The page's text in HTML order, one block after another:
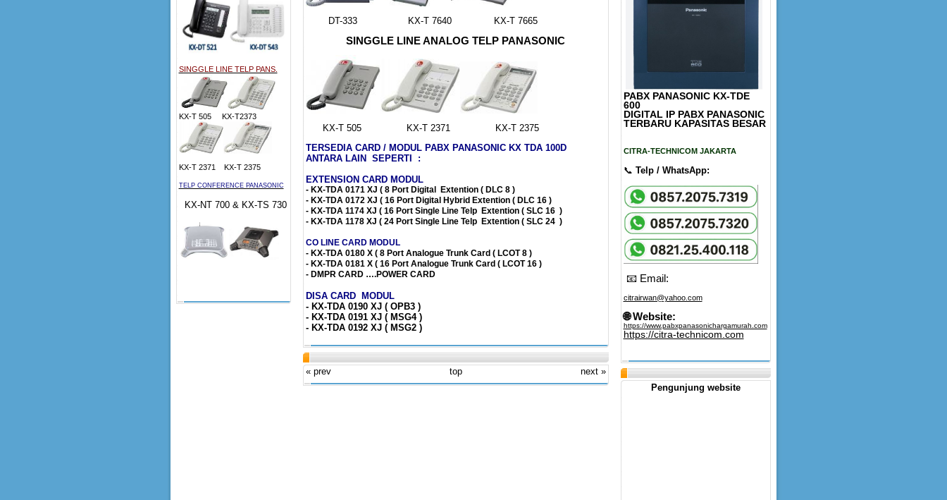
SINGGLE LINE TELP PANS.
KX-T 505 KX-T2373
KX-T 2371 KX-T 2375
TELP CONFERENCE PANASONIC
KX-NT 700 & KX-TS 730
DT-333 KX-T 7640 KX-T 7665
SINGGLE LINE ANALOG TELP PANASONIC
KX-T 505 KX-T 2371 KX-T 2375
TERSEDIA CARD / MODUL PABX PANASONIC KX TDA 100D
ANTARA LAIN SEPERTI :
EXTENSION CARD MODUL
- KX-TDA 0171 XJ ( 8 Port Digital
Extention ( DLC 8 )
- KX-TDA 0172 XJ ( 16 Port Digital Hybrid Extention ( DLC 16 )
- KX-TDA 1174 XJ ( 16 Port Single Line Telp
Extention ( SLC 16 )
- KX-TDA 1178 XJ ( 24 Port Single Line Telp
Extention ( SLC 24 )
CO LINE CARD MODUL
- KX-TDA 0180 X ( 8 Port Analogue Trunk Card ( LCOT 8 )
- KX-TDA 0181 X ( 16 Port Analogue Trunk Card ( LCOT 16 )
- DMPR CARD ….POWER CARD
DISA CARD MODUL
- KX-TDA 0190 XJ ( OPB3 )
- KX-TDA 0191 XJ ( MSG4 )
- KX-TDA 0192 XJ ( MSG2 )
« prev top next »
PABX PANASONIC KX-TDE
600
DIGITAL IP PABX PANASONIC
TERBARU KAPASITAS BESAR
CITRA-TECHNICOM JAKARTA
📞 Telp / WhatsApp:
📧 Email:
citrairwan@yahoo.com
🌐 Website:
https://www.pabxpanasonichargamurah.com
https://citra-technicom.com
Pengunjung website